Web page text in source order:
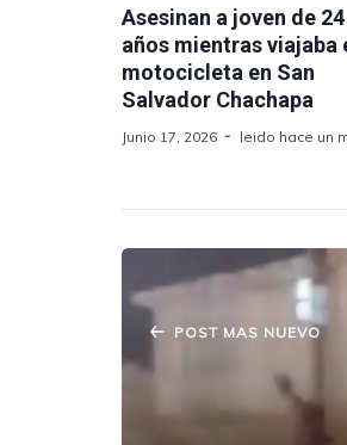
Asesinan a joven de 24
años mientras viajaba
motocicleta en San
Salvador Chachapa
Junio 17, 2026 leido hace un
POST MAS NUEVO
Vecinos de Santa
toman medidas
en Amozoc, Puebla